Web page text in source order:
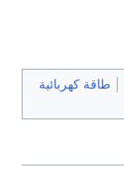
طاقة كهربائية